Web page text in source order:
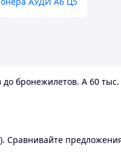
бронежилетов. А 60
Сравнивайте